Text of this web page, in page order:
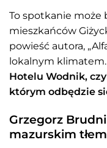
To spotkanie może
mieszkańców
powieść autora,
lokalnym klimatem.
Hotelu Wodnik,
którym odbędzie
Grzegorz
mazurskim tłem